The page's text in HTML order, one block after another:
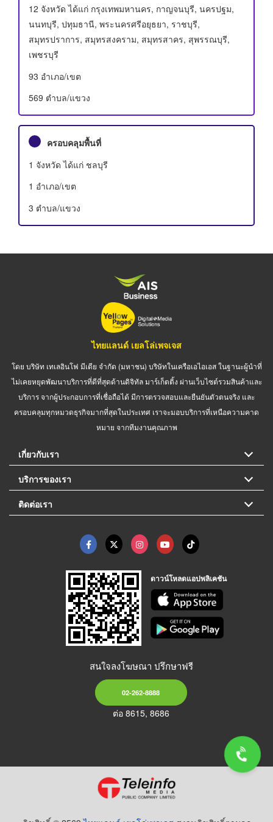
12 จังหวัด ได้แก่ กรุงเทพมหานคร, กาญจนบุรี, นครปฐม,
นนทบุรี, ปทุมธานี, พระนครศรีอยุธยา, ราชบุรี,
สมุทรปราการ, สมุทรสงคราม, สมุทรสาคร, สุพรรณบุรี,
เพชรบุรี
93 อําเภอ/เขต
569 ตำบล/แขวง
ครอบคลุมพื้นที่
1 จังหวัด ได้แก่ ชลบุรี
1 อําเภอ/เขต
3 ตำบล/แขวง
ไทยแลนด์ เยลโล่เพจเจส
โดย บริษัท เทเลอินโฟ มีเดีย จำกัด (มหาชน) บริษัทในเครือเอไอเอส ในฐานะผู้นำที่
ไม่เคยหยุดพัฒนาบริการที่ดีที่สุดด้านดิจิทัล มาร์เก็ตติ้ง ผ่านเว็บไซต์รวมสินค้าและ
บริการ จากผู้ประกอบการที่เชื่อถือได้ มีการตรวจสอบและยืนยันตัวตนจริง และ
ครอบคลุมทุกหมวดธุรกิจมากที่สุดในประเทศ เราจะมอบบริการที่เหนือความคาด
หมาย จากทีมงานคุณภาพ
เกี่ยวกับเรา
บริการของเรา
ติดต่อเรา
ดาวน์โหลดแอปพลิเคชัน
สนใจลงโฆษณา ปรึกษาฟรี
02-262-8888
ต่อ 8615, 8686